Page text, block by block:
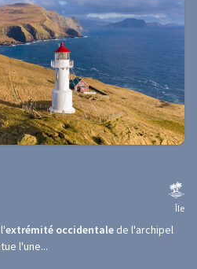
Île
extrémité occidentale de l'archipel
l'une...